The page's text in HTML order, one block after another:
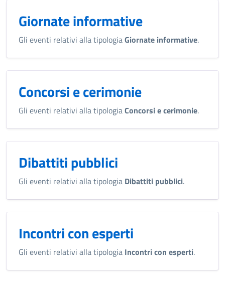
Giornate informative
Gli eventi relativi alla tipologiaGiornate informative.
Concorsi e cerimonie
Gli eventi relativi alla tipologiaConcorsi e cerimonie.
Dibattiti pubblici
Gli eventi relativi alla tipologia Dibattiti pubblici.
Incontri con esperti
Gli eventi relativi alla tipologia Incontri con esperti.